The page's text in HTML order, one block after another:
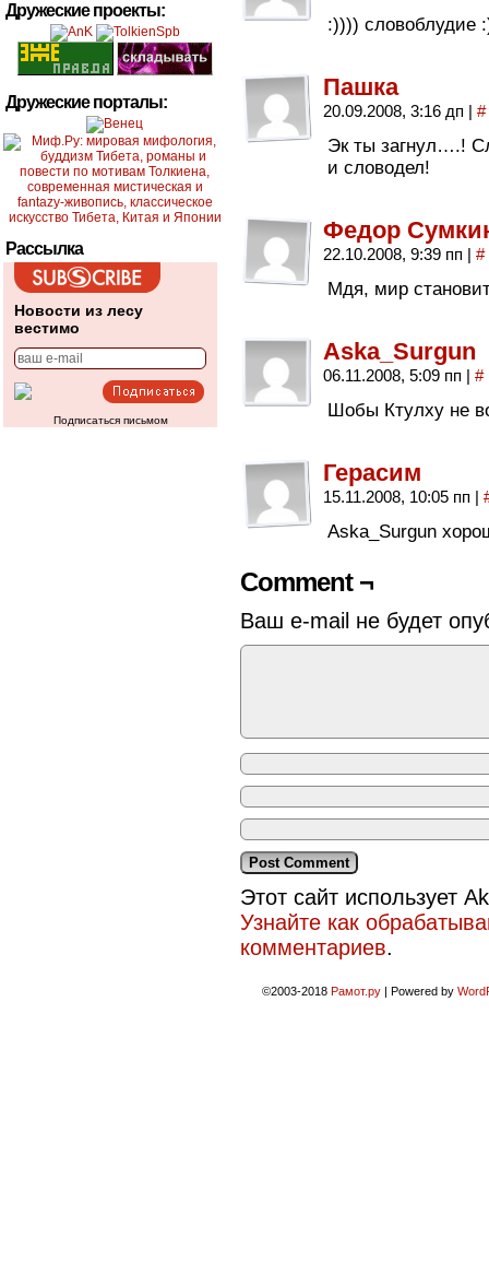
Дружеские проекты:
Дружеские порталы:
Рассылка
Новости из лесу
вестимо
Подписаться письмом
:)))) словоблудие
Пашка
20.09.2008, 3:16 дп | #
Эк ты загнул….!
и словодел!
Федор
22.10.2008, 9:39 пп | #
Мдя, мир
Aska_Surgun
06.11.2008, 5:09 пп | #
Шобы Ктулху не
Герасим
15.11.2008, 10:05 пп |
Aska_Surgun
Comment ¬
Ваш e-mail не будет
Этот сайт использует
Узнайте как
комментариев.
©2003-2018 Рамот.ру | Powered by